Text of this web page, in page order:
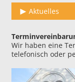
Aktuelles
Wir haben eine
telefonisch oder